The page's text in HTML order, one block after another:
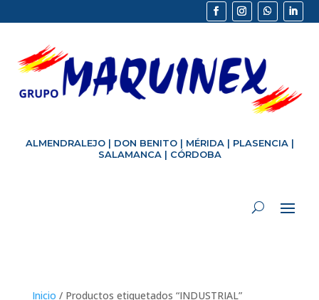
ALMENDRALEJO| DON BENITO| MÉRIDA| PLASENCIA|
SALAMANCA| CÓRDOBA
Inicio / Productos etiquetados “INDUSTRIAL”